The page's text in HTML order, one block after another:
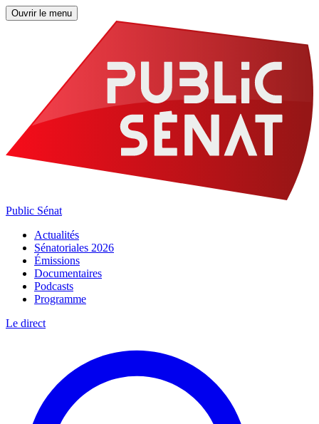
Ouvrir le menu
Public Sénat
Actualités
Sénatoriales 2026
Émissions
Documentaires
Podcasts
Programme
Le direct